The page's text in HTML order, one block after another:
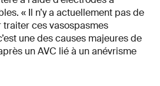
« Il n’y a actuellement pas de
ces vasospasmes
une des causes majeures de
un AVC lié à un anévrisme